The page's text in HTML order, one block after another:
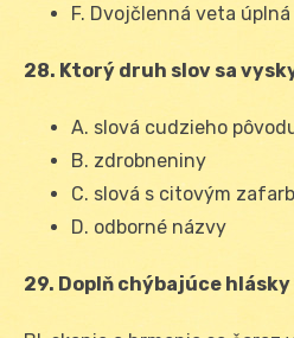
F. Dvojčlenná veta
28. Ktorý druh slov sa
A. slová cudzieho
B. zdrobneniny
C. slová s citovým
D. odborné názvy
29. Doplň chýbajúce